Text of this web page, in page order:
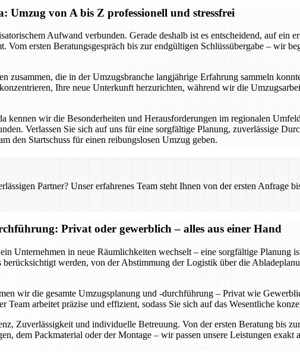
Umzug von A bis Z professionell und stressfrei
Aufwand verbunden. Gerade deshalb ist es entscheidend, auf ein
Vom ersten Beratungsgespräch bis zur endgültigen Schlüssübergabe – wir
zusammen, die in der Umzugsbranche langjährige Erfahrung sammeln
Ihre neue Unterkunft herzurichten, während wir die
kennen wir die Besonderheiten und Herausforderungen im regionalen
Verlassen Sie sich auf uns für eine sorgfältige Planung, zuverlässige
den Startschuss für einen reibungslosen Umzug geben.
Partner? Unser erfahrenes Team steht Ihnen von der ersten Anfrage
Privat oder gewerblich – alles aus einer Hand
Unternehmen in neue Räumlichkeiten wechselt – eine sorgfältige
werden, von der Abstimmung der Logistik über die
wir die gesamte Umzugsplanung und -durchführung – Privat wie
Team arbeitet präzise und effizient, sodass Sie sich auf das Wesentliche
Zuverlässigkeit und individuelle Betreuung. Von der ersten Beratung bis
dem Packmaterial oder der Montage – wir passen unsere Leistungen